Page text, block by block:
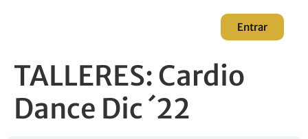
Entrar
TALLERES: Cardio
Dance Dic ´22